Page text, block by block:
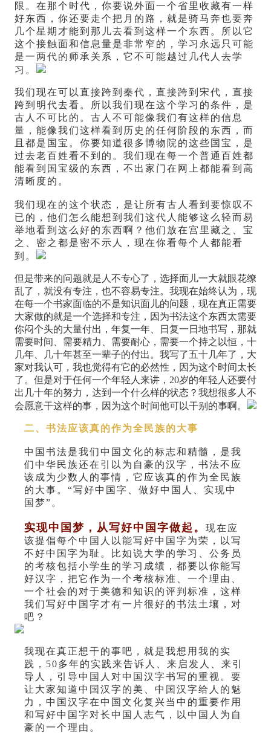
限。在那个时代，你要说外面一个省里收藏有一样
好东西，你还要走个把月的路，就是骑马奔也要奔
几个星期才能到那儿去看到这样一个东西。所以它
这个接触面和信息量是非常窄的，学习永远只可能
是一两代的师承关系，它不可能越过几代人去学
习。
我们现在可以直接跨到秦代，直接跨到宋代，直接
跨到明代去看。所以我们现在这个学习的条件，是
古人不可比的。古人不可能像我们有这样的信息
量，能像我们这样看到历史的任何阶段的东西，而
且都是国宝。你要知道很多博物院的这些国宝，是
过去老百姓看不到的。我们现在每一个普通百姓都
能看到国宝级的东西，不出家门在网上都能看到高
清晰度的。
我们现在的这个状态，是让所有古人看到要惊叹不
已的，他们怎么能想到我们这代人能够这么轻而易
举地看到这么好的东西啊？他们放在宫里藏之、宝
之、密之都是密不示人，现在你看每个人都能看
到。
但是带来的问题就是人不专心了，选择面儿一大就眼花缭
乱了，就没有专注，也不容易专注。我现在始终认为，现
在每一个书家面临的不是知识面儿的问题，现在真正需要
大家做的就是一个选择和专注，因为书法这个东西太需要
你闷个头的大量付出，年复一年、日复一日地书写，那就
需要时间、需要精力、需要耐心，需要一个持之以恒，十
几年、几十年甚至一辈子的付出。我写了五十几年了，大
家对我认可，我也觉得有它的必然性，因为这个时间太长
了。但是对于任何一个年轻人来讲，20岁的年轻人还要付
出几十年的努力，达到一个什么样的状态？我想很多人不
会愿意干这样的事，因为这个时间他可以干别的事啊。
二、书法应该真的作为全民族的大事
中国书法是我们中国文化的标志和精髓，是我
们中华民族还在引以为自豪的汉字，书法不应
该成为少数人的事情，它应该真的作为全民族
的大事。“写好中国字、做好中国人、实现中
国梦”。
实现中国梦，从写好中国字做起。 现在应
该提倡每个中国人以能写好中国字为荣，以写
不好中国字为耻。比如说大学的学习、公务员
的考核包括小学生的学习成绩，都要以你能写
好汉字，把它作为一个考核标准、一个理由、
一个社会的对于美德和知识的评判标准，这样
我们写好中国字才有一片很好的书法土壤，对
吧？
我现在真正想干的事吧，就是我想用我的实
践，50多年的实践来告诉人、来启发人、来引
导人，引导中国人对中国汉字书写的重视。要
让大家知道中国汉字的美、中国汉字给人的魅
力，中国汉字在中国文化复兴当中的重要作用
和写好中国字对长中国人志气，以中国人为自
豪的一个理由。